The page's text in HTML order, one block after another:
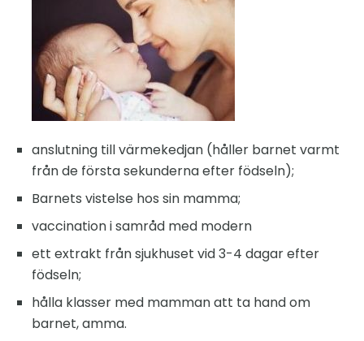
anslutning till värmekedjan (håller barnet varmt
från de första sekunderna efter födseln);
Barnets vistelse hos sin mamma;
vaccination i samråd med modern
ett extrakt från sjukhuset vid 3-4 dagar efter
födseln;
hålla klasser med mamman att ta hand om
barnet, amma.